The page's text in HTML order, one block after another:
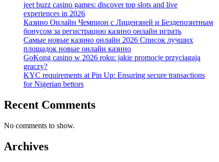
jeet buzz casino games: discover top slots and live
experiences in 2026
Казино Онлайн Чемпион с Лицензией и Бездепозитным
бонусом за регистрацию казино онлайн играть
Самые новые казино онлайн 2026 Список лучших
площадок новые онлайн казино
GoKong casino w 2026 roku: jakie promocje przyciągają
graczy?
KYC requirements at Pin Up: Ensuring secure transactions
for Nigerian bettors
Recent Comments
No comments to show.
Archives